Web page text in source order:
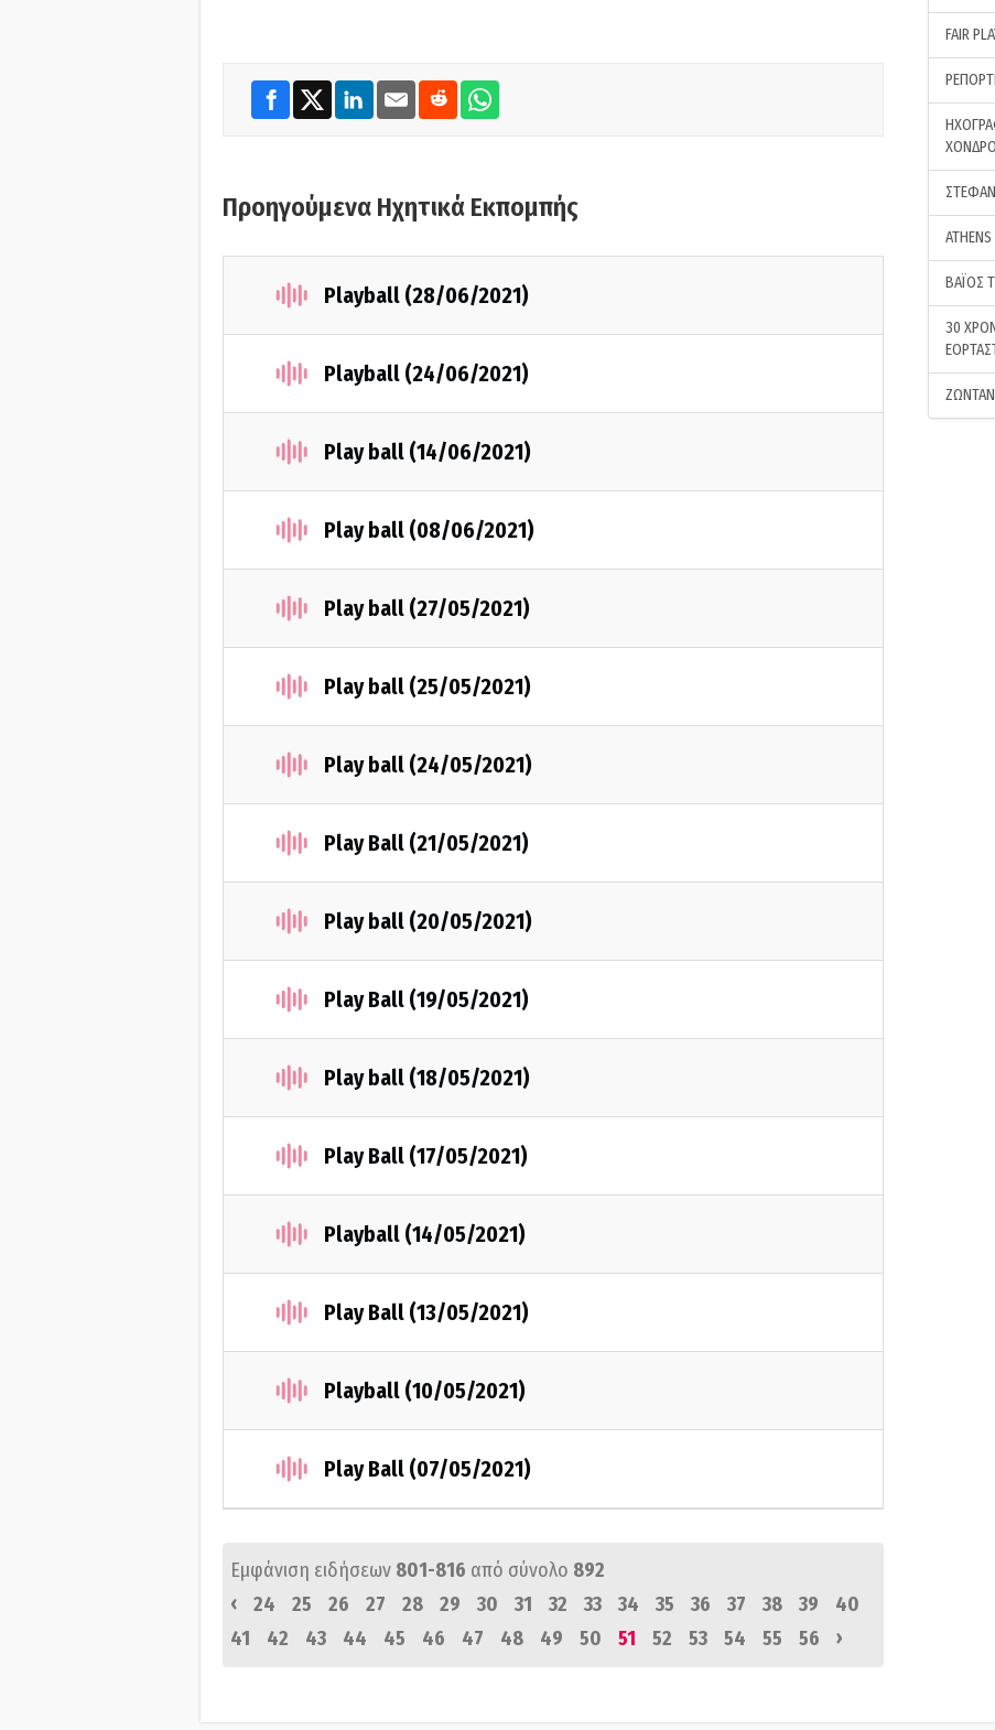
Προηγούμενα Ηχητικά Εκπομπής
Playball (28/06/2021)
Playball (24/06/2021)
Play ball (14/06/2021)
Play ball (08/06/2021)
Play ball (27/05/2021)
Play ball (25/05/2021)
Play ball (24/05/2021)
Play Ball (21/05/2021)
Play ball (20/05/2021)
Play Ball (19/05/2021)
Play ball (18/05/2021)
Play Ball (17/05/2021)
Playball (14/05/2021)
Play Ball (13/05/2021)
Playball (10/05/2021)
Play Ball (07/05/2021)
Εμφάνιση ειδήσεων 801-816 από σύνολο 892
‹
24 25 26 27 28 29 30 31 32 33 34 35 36 37 38 39
40
41
42 43 44 45 46 47 48 49 50 51 52 53 54 55 56 ›
FAIR
ΒΑΪΟΣ
30